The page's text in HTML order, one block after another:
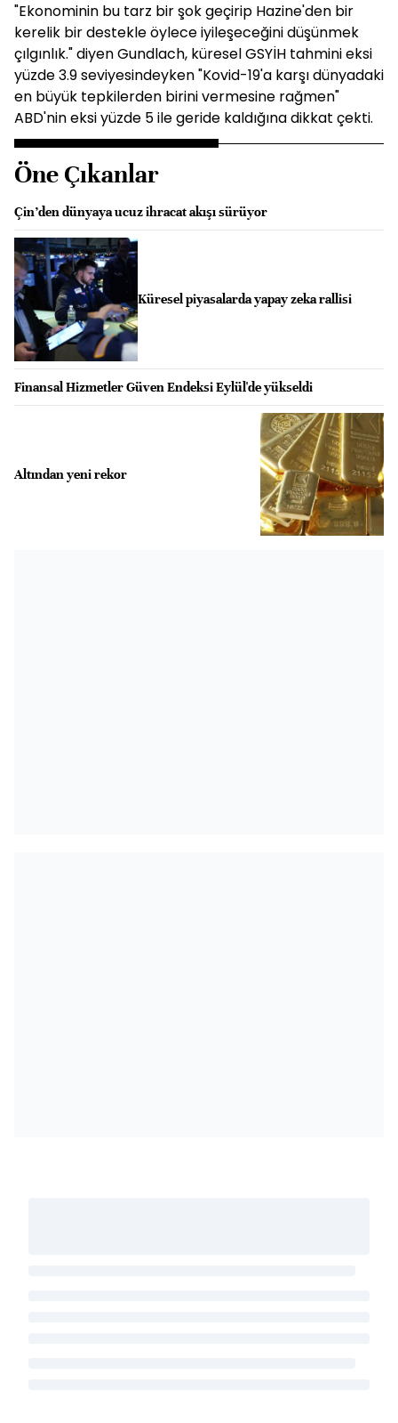
"Ekonominin bu tarz bir şok geçirip Hazine'den bir
kerelik bir destekle öylece iyileşeceğini düşünmek
çılgınlık." diyen Gundlach, küresel GSYİH tahmini eksi
yüzde 3.9 seviyesindeyken "Kovid-19'a karşı dünyadaki
en büyük tepkilerden birini vermesine rağmen"
ABD'nin eksi yüzde 5 ile geride kaldığına dikkat çekti.
Öne Çıkanlar
Çin’den dünyaya ucuz ihracat akışı sürüyor
Küresel piyasalarda yapay zeka rallisi
Finansal Hizmetler Güven Endeksi Eylül'de yükseldi
Altından yeni rekor